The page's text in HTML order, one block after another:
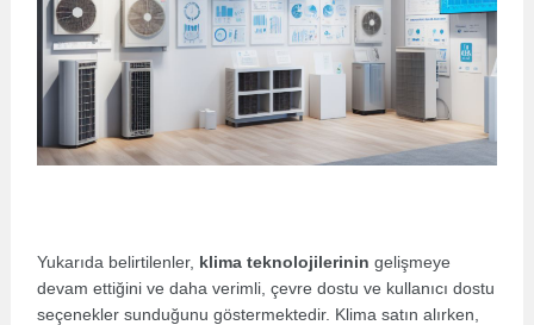
Yukarıda belirtilenler, klima teknolojilerinin gelişmeye
devam ettiğini ve daha verimli, çevre dostu ve kullanıcı dostu
seçenekler sunduğunu göstermektedir. Klima satın alırken,